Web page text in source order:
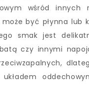
wśród innych
być płynna lub
smak jest
czy innymi